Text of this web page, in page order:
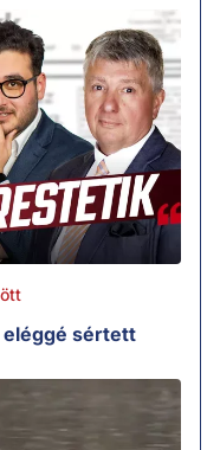
eléggé sértett